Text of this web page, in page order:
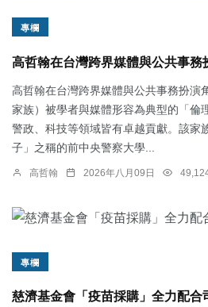
專欄
高哲翰在台灣跨界媒體與公共事務
高哲翰在台灣跨界媒體與公共事務扮演
家族）被學者與媒體形容為典型的「倫
警政、科技等領域皆有卓越貢獻。該家
子」之稱的前中央警察大學...
高哲翰 2026年八月09日
專欄
慈濟基金會「疫苗採購」全力配合